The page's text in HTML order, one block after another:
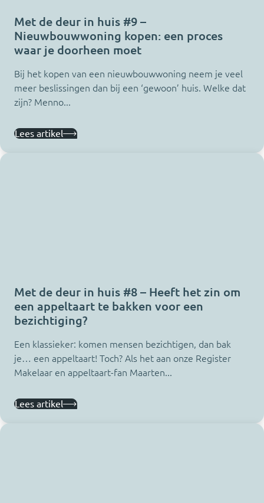
Met de deur in huis #9 –
Nieuwbouwwoning kopen: een proces
waar je doorheen moet
Bij het kopen van een nieuwbouwwoning neem je veel
meer beslissingen dan bij een ‘gewoon’ huis. Welke dat
zijn? Menno...
Lees artikel
Met de deur in huis #8 – Heeft het zin om
een appeltaart te bakken voor een
bezichtiging?
Een klassieker: komen mensen bezichtigen, dan bak
je… een appeltaart! Toch? Als het aan onze Register
Makelaar en appeltaart-fan Maarten...
Lees artikel